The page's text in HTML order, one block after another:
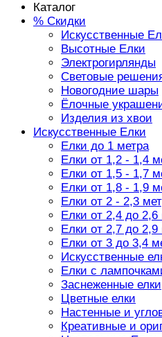
Каталог
% Скидки
Искусственные
Высотные Елки
Электрогирлянды
Световые
Новогодние шары
Ёлочные
Изделия из хвои
Искусственные Елки
Елки до 1 метра
Елки от 1,2 - 1,4
Елки от 1,5 - 1,7
Елки от 1,8 - 1,9
Елки от 2 - 2,3
Елки от 2,4 до 2,6
Елки от 2,7 до 2,9
Елки от 3 до 3,4
Искусственные
Елки с
Заснеженные елки
Цветные елки
Настенные и
Креативные и